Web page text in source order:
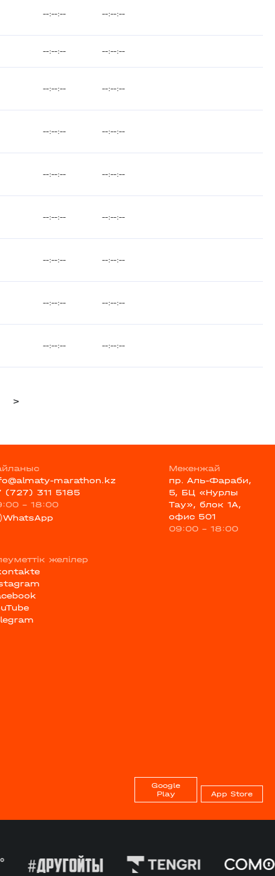
--:--:-- --:--:--
--:--:-- --:--:--
--:--:-- --:--:--
--:--:-- --:--:--
--:--:-- --:--:--
--:--:-- --:--:--
--:--:-- --:--:--
--:--:-- --:--:--
--:--:-- --:--:--
>
marathon.kz
(727) 311 5185
- 18:00
WhatsApp
Мекенжай
пр. Аль-Фараби,
5, БЦ «Нурлы
Тау», блок 1А,
офис 501
09:00 - 18:00
желілер
Google
Play
App Store